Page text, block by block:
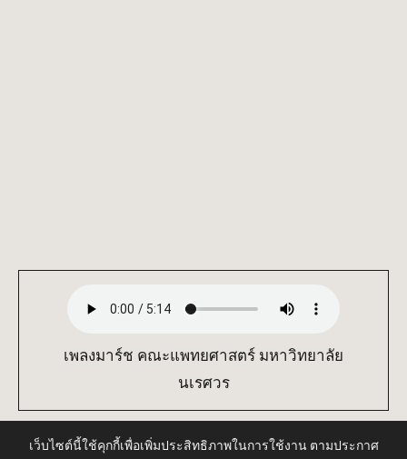
เว็บไซต์นี้ใช้คุกกี้เพื่อเพิ่มประสิทธิภาพในการใช้งาน ตามประกาศ
เพลงมาร์ช คณะแพทยศาสตร์ มหาวิทยาลัย
นเรศวร